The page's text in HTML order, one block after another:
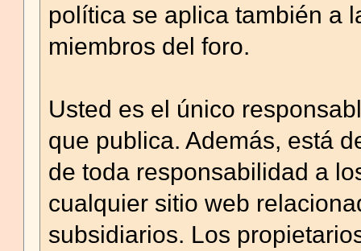
política se aplica también a
miembros del foro.
Usted es el único
que publica. Además, está
de toda responsabilidad a
cualquier sitio web
subsidiarios. Los